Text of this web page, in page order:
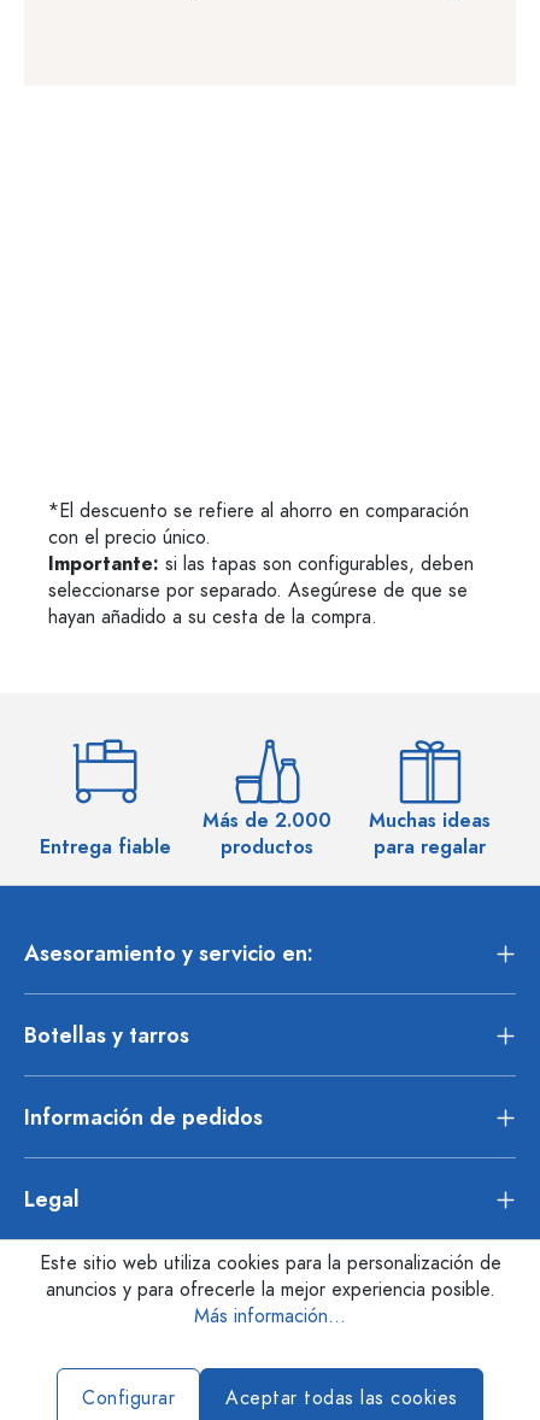
*El descuento se refiere al ahorro en comparación
con el precio único.
Importante: si las tapas son configurables, deben
seleccionarse por separado. Asegúrese de que se
hayan añadido a su cesta de la compra.
Entrega fiable
Más de 2.000
productos
Muchas ideas
para regalar
Asesoramiento y servicio en:
Botellas y tarros
Información de pedidos
Legal
Este sitio web utiliza cookies para la personalización de
anuncios y para ofrecerle la mejor experiencia posible.
Más información...
Configurar Aceptar todas las cookies